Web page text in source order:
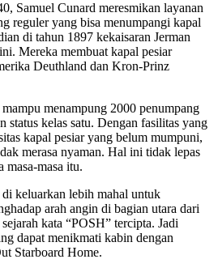
Samuel Cunard meresmikan layanan
reguler yang bisa menumpangi kapal
di tahun 1897 kekaisaran Jerman
Mereka membuat kapal pesiar
Deuthland dan Kron-Prinz
menampung 2000 penumpang
status kelas satu. Dengan fasilitas yang
kapal pesiar yang belum mumpuni,
merasa nyaman. Hal ini tidak lepas
masa-masa itu.
keluarkan lebih mahal untuk
arah angin di bagian utara dari
kata “POSH” tercipta. Jadi
dapat menikmati kabin dengan
Starboard Home.